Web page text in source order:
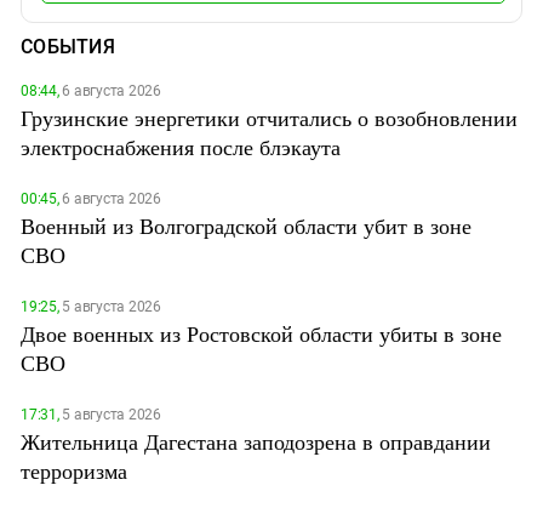
СОБЫТИЯ
08:44,6 августа 2026
Грузинские энергетики отчитались о возобновлении
электроснабжения после блэкаута
00:45,6 августа 2026
Военный из Волгоградской области убит в зоне
СВО
19:25,5 августа 2026
Двое военных из Ростовской области убиты в зоне
СВО
17:31,5 августа 2026
Жительница Дагестана заподозрена в оправдании
терроризма